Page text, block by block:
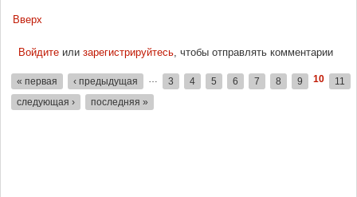
Вверх
Войдитеили зарегистрируйтесь, чтобы отправлять комментарии
Страницы
« первая ‹ предыдущая … 3 4 5 6 7 8 9 10
11
следующая ›
последняя »